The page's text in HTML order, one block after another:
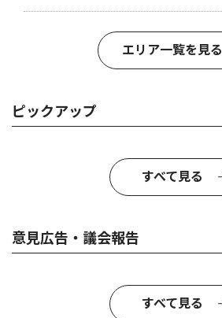
エリア一覧を見る
ピックアップ
すべて見る
意見広告・議会報告
すべて見る